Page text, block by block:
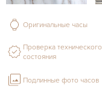
Оригинальные часы
Проверка технического
состояния
Подлинные фото часов